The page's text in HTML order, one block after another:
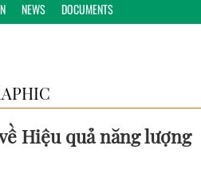
NEWS DOCUMENTS
Hiệu quả năng lượng